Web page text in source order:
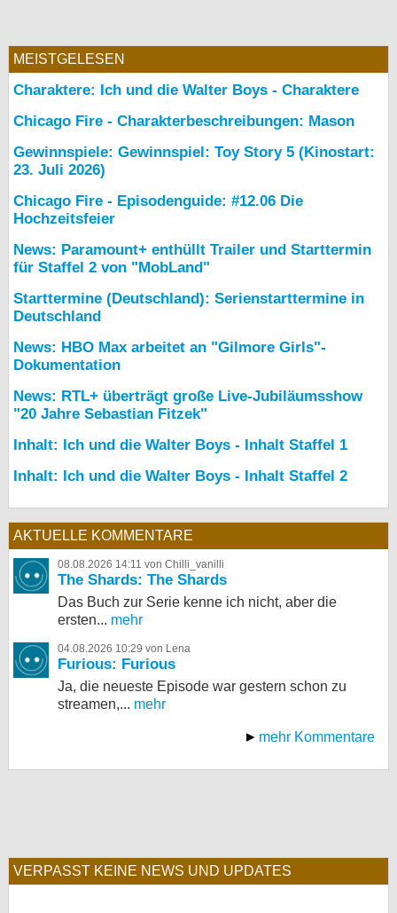
MEISTGELESEN
Charaktere: Ich und die Walter Boys - Charaktere
Chicago Fire - Charakterbeschreibungen: Mason
Gewinnspiele: Gewinnspiel: Toy Story 5 (Kinostart:
23. Juli 2026)
Chicago Fire - Episodenguide: #12.06 Die
Hochzeitsfeier
News: Paramount+ enthüllt Trailer und Starttermin
für Staffel 2 von "MobLand"
Starttermine (Deutschland): Serienstarttermine in
Deutschland
News: HBO Max arbeitet an "Gilmore Girls"-
Dokumentation
News: RTL+ überträgt große Live-Jubiläumsshow
"20 Jahre Sebastian Fitzek"
Inhalt: Ich und die Walter Boys - Inhalt Staffel 1
Inhalt: Ich und die Walter Boys - Inhalt Staffel 2
AKTUELLE KOMMENTARE
08.08.2026 14:11 von Chilli_vanilli
The Shards: The Shards
Das Buch zur Serie kenne ich nicht, aber die
ersten... mehr
04.08.2026 10:29 von Lena
Furious: Furious
Ja, die neueste Episode war gestern schon zu
streamen,... mehr
mehr Kommentare
VERPASST KEINE NEWS UND UPDATES
myFanbase